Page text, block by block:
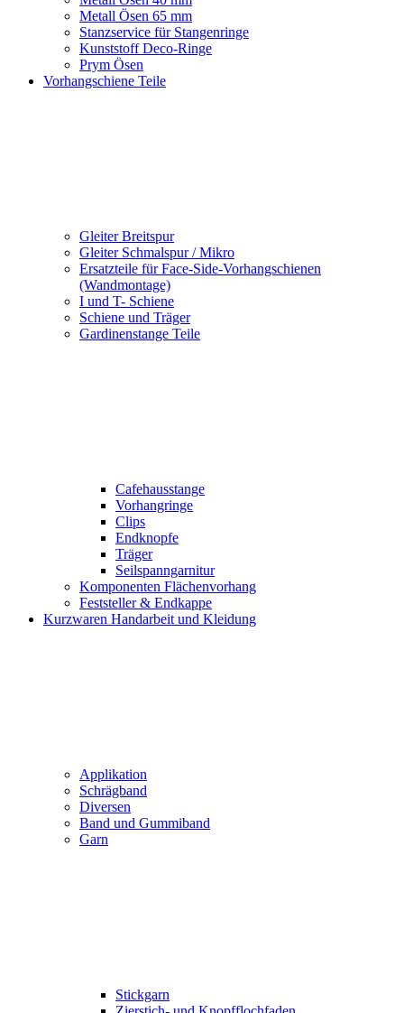
Metall Ösen 65 mm
Stanzservice für Stangenringe
Kunststoff Deco-Ringe
Prym Ösen
Vorhangschiene Teile
Gleiter Breitspur
Gleiter Schmalspur / Mikro
Ersatzteile für Face-Side-Vorhangschienen
(Wandmontage)
I und T- Schiene
Schiene und Träger
Gardinenstange Teile
Cafehausstange
Vorhangringe
Clips
Endknopfe
Träger
Seilspanngarnitur
Komponenten Flächenvorhang
Feststeller & Endkappe
Kurzwaren Handarbeit und Kleidung
Applikation
Schrägband
Diversen
Band und Gummiband
Garn
Stickgarn